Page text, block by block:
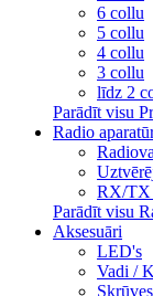
6 collu
5 collu
4 collu
3 collu
līdz 2
Parādīt visu
Radio
RX/TX
Parādīt visu
Aksesuāri
LED's
Vadi /